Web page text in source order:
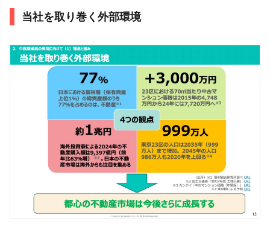
当社を取り巻く外部環境